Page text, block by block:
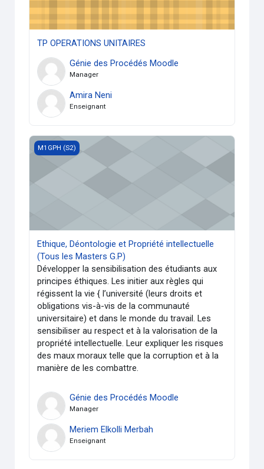
TP OPERATIONS UNITAIRES
Génie des Procédés Moodle
Manager
Amira Neni
Enseignant
Ethique, Déontologie et Propriété intellectuelle (Tous les
M1GPH (S2)
Ethique, Déontologie et Propriété intellectuelle
(Tous les Masters G.P)
Développer la sensibilisation des étudiants aux
principes éthiques. Les initier aux règles qui
régissent la vie { l’université (leurs droits et
obligations vis-à-vis de la communauté
universitaire) et dans le monde du travail. Les
sensibiliser au respect et à la valorisation de la
propriété intellectuelle. Leur expliquer les risques
des maux moraux telle que la corruption et à la
manière de les combattre.
Génie des Procédés Moodle
Manager
Meriem Elkolli Merbah
Enseignant